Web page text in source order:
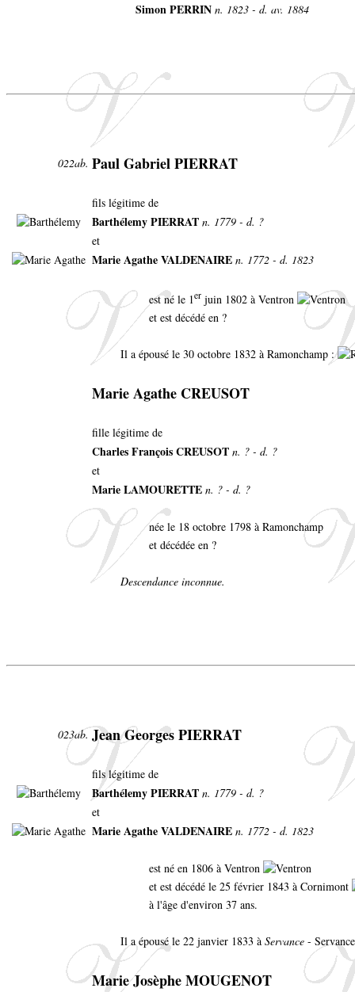
Simon PERRIN n. 1823 - d. av. 1884
022ab. Paul Gabriel PIERRAT
fils légitime de
Barthélemy PIERRAT n. 1779 - d. ?
et
Marie Agathe VALDENAIRE n. 1772 - d. 1823
est né le 1er juin 1802 à Ventron
et est décédé en ?
Il a épousé le 30 octobre 1832 à Ramonchamp :
Marie Agathe CREUSOT
fille légitime de
Charles François CREUSOT n. ? - d. ?
et
Marie LAMOURETTE n. ? - d. ?
née le 18 octobre 1798 à Ramonchamp
et décédée en ?
Descendance inconnue.
023ab. Jean Georges PIERRAT
fils légitime de
Barthélemy PIERRAT n. 1779 - d. ?
et
Marie Agathe VALDENAIRE n. 1772 - d. 1823
est né en 1806 à Ventron
et est décédé le 25 février 1843 à Cornimont
à l'âge d'environ 37 ans.
Il a épousé le 22 janvier 1833 à Servance -
Marie Josèphe MOUGENOT